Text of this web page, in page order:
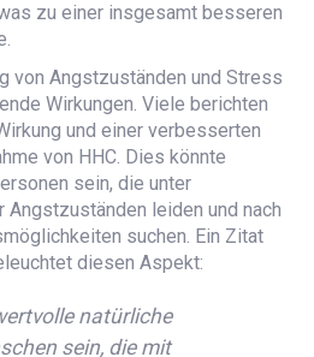
zu einer insgesamt besseren
von Angstzuständen und Stress
Wirkungen. Viele berichten
und einer verbesserten
von HHC. Dies könnte
sein, die unter
leiden und nach
suchen. Ein Zitat
diesen Aspekt:
natürliche
sein, die mit